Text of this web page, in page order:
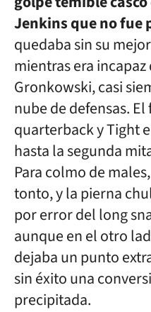
Jenkins que no fue
quedaba sin su
mientras era
Gronkowski, casi
nube de defensas.
quarterback y Tight
hasta la segunda
Para colmo de
tonto, y la pierna
por error del long
aunque en el otro
dejaba un punto
sin éxito una
precipitada.